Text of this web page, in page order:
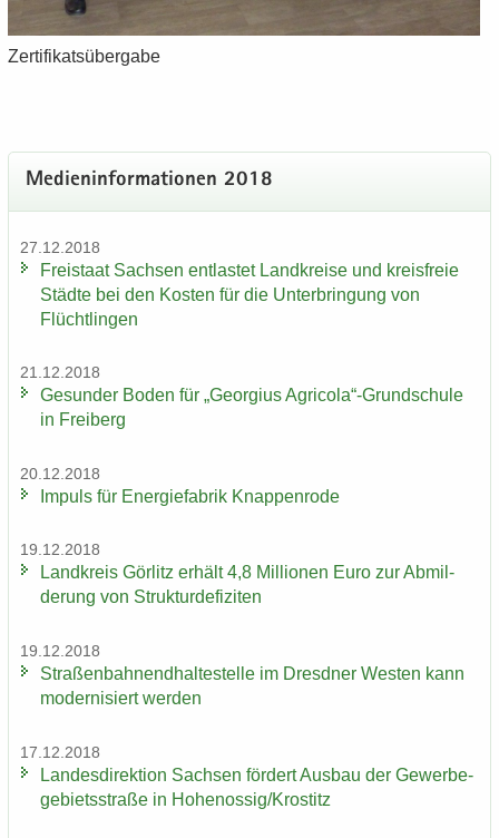
Zer­ti­fi­kats­über­ga­be
Me­di­en­in­for­ma­tio­nen 2018
27.12.2018
Frei­staat Sach­sen ent­las­tet Land­krei­se und kreis­freie
Städ­te bei den Kos­ten für die Un­ter­brin­gung von
Flücht­lin­gen
21.12.2018
Ge­sun­der Boden für „Ge­or­gi­us Agri­co­la“-​Grundschule
in Frei­berg
20.12.2018
Im­puls für En­er­gie­fa­brik Knap­pen­ro­de
19.12.2018
Land­kreis Gör­litz er­hält 4,8 Mil­lio­nen Euro zur Ab­mil­
de­rung von Struk­tur­de­fi­zi­ten
19.12.2018
Stra­ßen­bah­nend­hal­te­stel­le im Dresd­ner Wes­ten kann
mo­der­ni­siert wer­den
17.12.2018
Lan­des­di­rek­ti­on Sach­sen för­dert Aus­bau der Ge­wer­be­
ge­biets­stra­ße in Ho­he­nos­sig/Krostitz